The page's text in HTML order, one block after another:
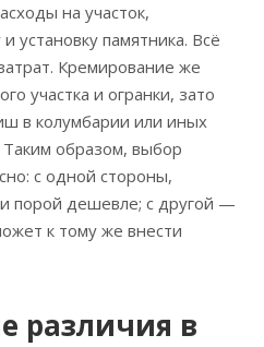
на участок,
установку памятника. Всё
Кремирование же
участка и огранки, зато
в колумбарии или иных
Таким образом, выбор
с одной стороны,
порой дешевле; с другой —
к тому же внести
различия в